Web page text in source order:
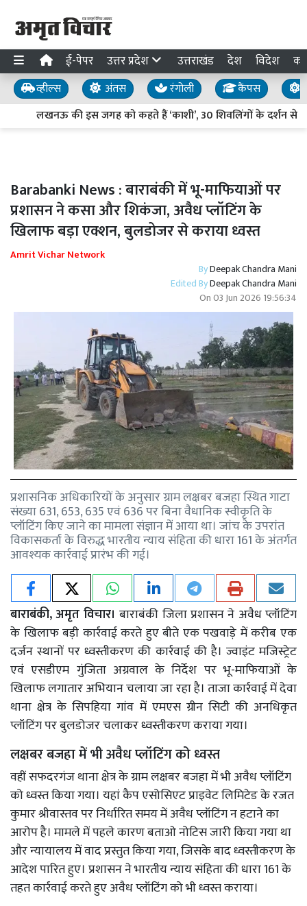
ई-पेपर उत्तर प्रदेश उत्तराखंड देश विदेश
व्हील्स अंतस रंगोली कैंपस
लखनऊ की इस जगह को कहते हैं ‘काशी’, 30 शिवलिंगों के दर्शन से
Barabanki News : बाराबंकी में भू-माफियाओं पर
प्रशासन ने कसा और शिकंजा, अवैध प्लॉटिंग के
खिलाफ बड़ा एक्शन, बुलडोजर से कराया ध्वस्त
Amrit Vichar Network
ByDeepak Chandra Mani
Edited ByDeepak Chandra Mani
On03 Jun 2026 19:56:34
प्रशासनिक अधिकारियों के अनुसार ग्राम लक्षबर बजहा स्थित गाटा
संख्या 631, 653, 635 एवं 636 पर बिना वैधानिक स्वीकृति के
प्लॉटिंग किए जाने का मामला संज्ञान में आया था। जांच के उपरांत
विकासकर्ता के विरुद्ध भारतीय न्याय संहिता की धारा 161 के अंतर्गत
आवश्यक कार्रवाई प्रारंभ की गई।
बाराबंकी, अमृत विचार।बाराबंकी जिला प्रशासन ने अवैध प्लॉटिंग
के खिलाफ बड़ी कार्रवाई करते हुए बीते एक पखवाड़े में करीब एक
दर्जन स्थानों पर ध्वस्तीकरण की कार्रवाई की है। ज्वाइंट मजिस्ट्रेट
एवं एसडीएम गुंजिता अग्रवाल के निर्देश पर भू-माफियाओं के
खिलाफ लगातार अभियान चलाया जा रहा है। ताजा कार्रवाई में देवा
थाना क्षेत्र के सिपहिया गांव में एमएस ग्रीन सिटी की अनधिकृत
प्लॉटिंग पर बुलडोजर चलाकर ध्वस्तीकरण कराया गया।
लक्षबर बजहा में भी अवैध प्लॉटिंग को ध्वस्त
वहीं सफदरगंज थाना क्षेत्र के ग्राम लक्षबर बजहा में भी अवैध प्लॉटिंग
को ध्वस्त किया गया। यहां कैप एसोसिएट प्राइवेट लिमिटेड के रजत
कुमार श्रीवास्तव पर निर्धारित समय में अवैध प्लॉटिंग न हटाने का
आरोप है। मामले में पहले कारण बताओ नोटिस जारी किया गया था
और न्यायालय में वाद प्रस्तुत किया गया, जिसके बाद ध्वस्तीकरण के
आदेश पारित हुए। प्रशासन ने भारतीय न्याय संहिता की धारा 161 के
तहत कार्रवाई करते हुए अवैध प्लॉटिंग को भी ध्वस्त कराया।